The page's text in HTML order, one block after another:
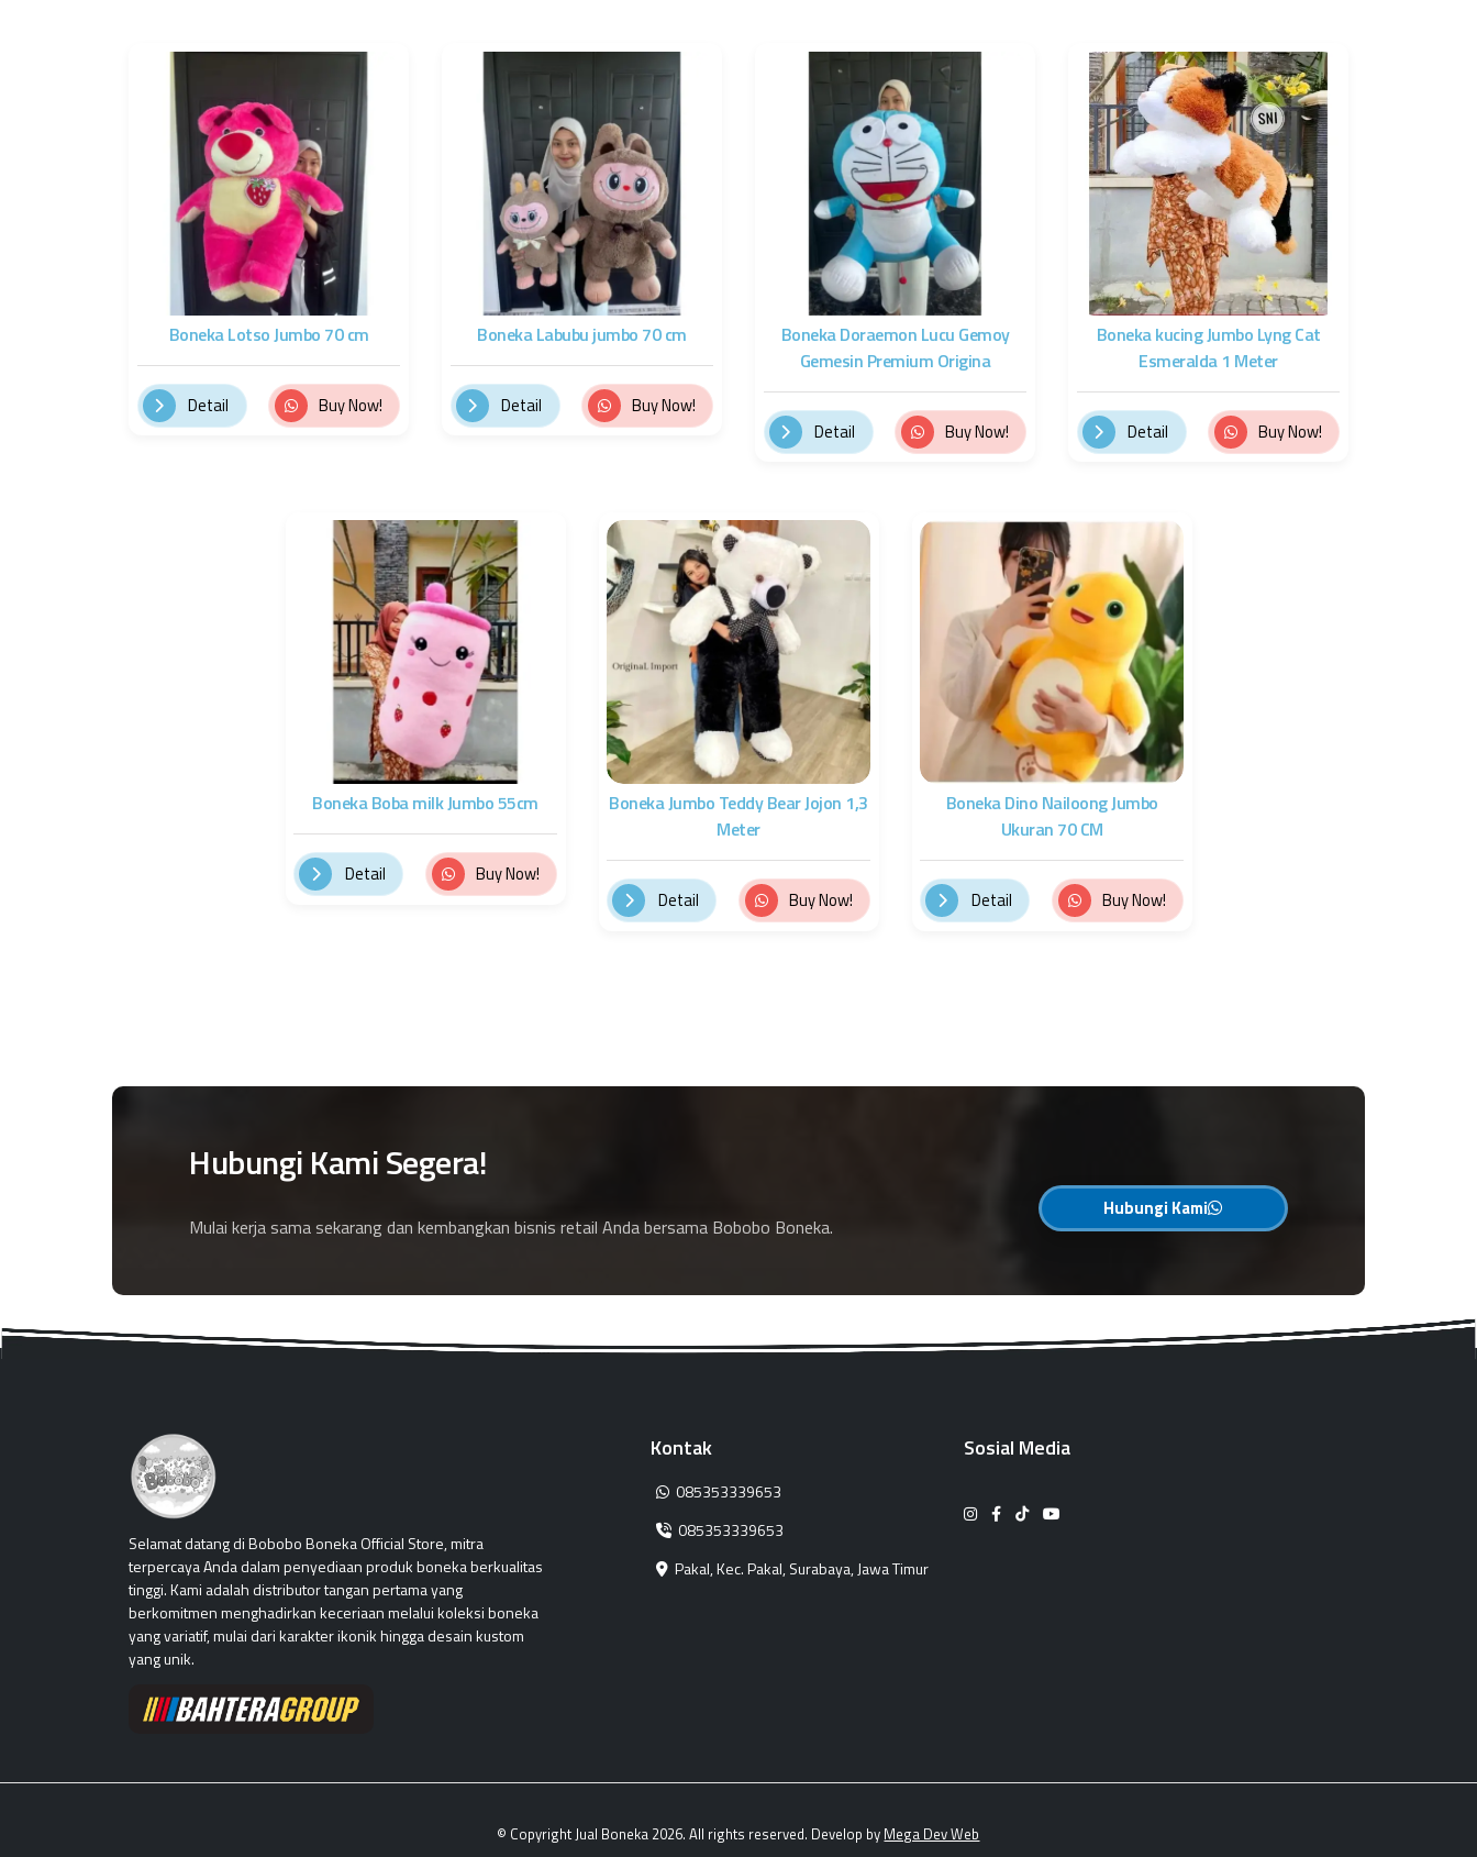
Boneka Lotso Jumbo 70 cm
Detail Buy Now!
Boneka Labubu jumbo 70 cm
Detail Buy Now!
Boneka Doraemon Lucu Gemoy
Gemesin Premium Origina
Detail Buy Now!
Boneka kucing Jumbo Lyng Cat
Esmeralda 1 Meter
Detail Buy Now!
Boneka Boba milk Jumbo 55cm
Detail Buy Now!
Boneka Jumbo Teddy Bear Jojon 1,3
Meter
Detail Buy Now!
Boneka Dino Nailoong Jumbo
Ukuran 70 CM
Detail Buy Now!
Hubungi Kami Segera!
Mulai kerja sama sekarang dan kembangkan bisnis retail Anda bersama Bobobo Boneka.
Hubungi Kami
Selamat datang di Bobobo Boneka Official Store, mitra
terpercaya Anda dalam penyediaan produk boneka berkualitas
tinggi. Kami adalah distributor tangan pertama yang
berkomitmen menghadirkan keceriaan melalui koleksi boneka
yang variatif, mulai dari karakter ikonik hingga desain kustom
yang unik.
Kontak
085353339653
085353339653
Pakal, Kec. Pakal, Surabaya, Jawa Timur
Sosial Media
© Copyright Jual Boneka 2026. All rights reserved. Develop by Mega Dev Web